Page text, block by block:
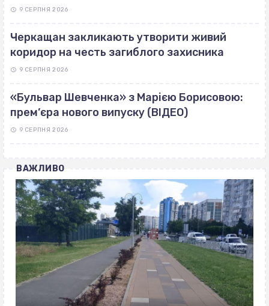
9 СЕРПНЯ 2026
Черкащан закликають утворити живий
коридор на честь загиблого захисника
9 СЕРПНЯ 2026
«Бульвар Шевченка» з Марією Борисовою:
прем’єра нового випуску (ВІДЕО)
9 СЕРПНЯ 2026
ВАЖЛИВО